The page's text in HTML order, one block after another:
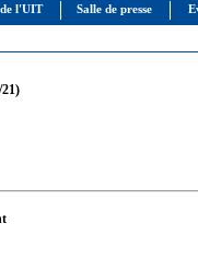
de l'UIT Salle de presse